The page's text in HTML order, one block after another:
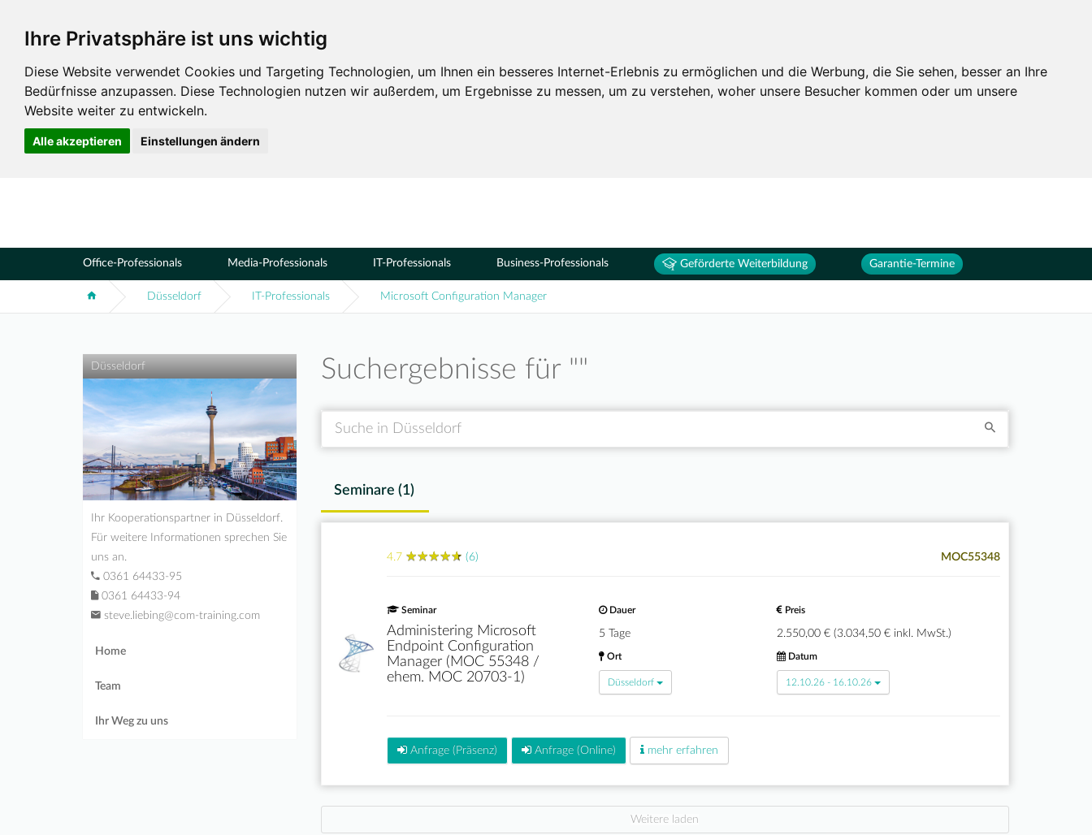
Ihre Privatsphäre ist uns wichtig
Diese Website verwendet Cookies und Targeting Technologien, um Ihnen ein besseres Internet-Erlebnis zu ermöglichen und die Werbung, die Sie sehen, besser an Ihre
Bedürfnisse anzupassen. Diese Technologien nutzen wir außerdem, um Ergebnisse zu messen, um zu verstehen, woher unsere Besucher kommen oder um unsere
Website weiter zu entwickeln.
Alle akzeptieren Einstellungen ändern
Standorte
Düsseldorf
Office-Professionals Media-Professionals IT-Professionals Business-Professionals Geförderte Weiterbildung Garantie-Termine
Düsseldorf IT-Professionals Microsoft Configuration Manager
Suchergebnisse für ""
Seminare (1)
4.7 ★★★★★
★★★★★ (6) MOC55348
Seminar
Administering Microsoft
Endpoint Configuration
Manager (MOC 55348 /
ehem. MOC 20703-1)
Dauer
5 Tage
Preis
2.550,00 € (3.034,50 € inkl. MwSt.)
Ort
Düsseldorf
Datum
12.10.26 - 16.10.26
Anfrage (Präsenz) Anfrage (Online) mehr erfahren
Weitere laden
Düsseldorf
Ihr Kooperationspartner in Düsseldorf.
Für weitere Informationen sprechen Sie
uns an.
0361 64433-95
0361 64433-94
steve.liebing@com-training.com
Home
Team
Ihr Weg zu uns